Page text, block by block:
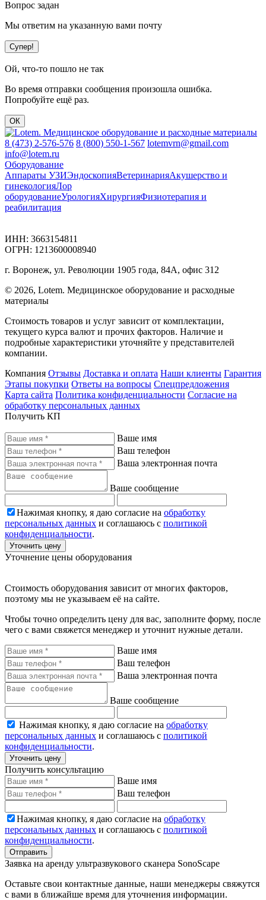
Вопрос задан
Мы ответим на указанную вами почту
Супер!
Ой, что-то пошло не так
Во время отправки сообщения произошла ошибка.
Попробуйте ещё раз.
ОК
8 (473) 2-576-576 8 (800) 550-1-567 lotemvrn@gmail.com
info@lotem.ru
Оборудование
Аппараты УЗИЭндоскопияВетеринарияАкушерство и
гинекологияЛор
оборудованиеУрологияХирургияФизиотерапия и
реабилитация
ИНН: 3663154811
ОГРН: 1213600008940
г. Воронеж, ул. Революции 1905 года, 84А, офис 312
© 2026, Lotem. Медицинское оборудование и расходные
материалы
Стоимость товаров и услуг зависит от комплектации,
текущего курса валют и прочих факторов. Наличие и
подробные характеристики уточняйте у представителей
компании.
Компания Отзывы Доставка и оплата Наши клиенты Гарантия
Этапы покупки Ответы на вопросы Спецпредложения
Карта сайта Политика конфиденциальности Согласие на
обработку персональных данных
Получить КП
Ваше имя
Ваш телефон
Ваша электронная почта
Ваше сообщение
Нажимая кнопку, я даю согласие на обработку
персональных данных и соглашаюсь с политикой
конфиденциальности.
Уточнить цену
Уточнение цены оборудования
Стоимость оборудования зависит от многих факторов,
поэтому мы не указываем её на сайте.
Чтобы точно определить цену для вас, заполните форму, после
чего с вами свяжется менеджер и уточнит нужные детали.
Ваше имя
Ваш телефон
Ваша электронная почта
Ваше сообщение
Нажимая кнопку, я даю согласие на обработку
персональных данных и соглашаюсь с политикой
конфиденциальности.
Уточнить цену
Получить консультацию
Ваше имя
Ваш телефон
Нажимая кнопку, я даю согласие на обработку
персональных данных и соглашаюсь с политикой
конфиденциальности.
Отправить
Заявка на аренду ультразвукового сканера SonoScape
Оставьте свои контактные данные, наши менеджеры свяжутся
с вами в ближайше время для уточнения информации.